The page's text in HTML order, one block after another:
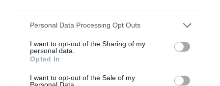
Please note that this website/app uses one or more Google
not limited to your visit or usage behaviour. You may click to
grant or deny consent to Google and its third-party tags to
use your data for below specified purposes in below Google
consent section.
Personal Data Processing Opt Outs
I want to opt-out of the Sharing of my
personal data.
Opted In
I want to opt-out of the Sale of my
Personal Data.
A film elsődleges és legfontosabb üzenete ugyanis
remény, az összetartozás fontossága, miközben az
alkotás minden képkockájából árad az optimizmus.
Ez pedig egy olyan bizonytalan és kiszámíthatatlan
időszakban, mint a mostani, könnyen a
Wicked